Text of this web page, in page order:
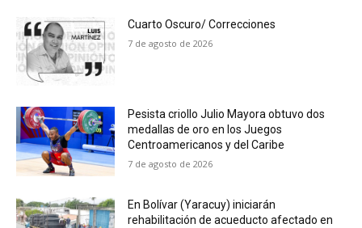
Cuarto Oscuro/ Correcciones
7 de agosto de 2026
Pesista criollo Julio Mayora obtuvo dos
medallas de oro en los Juegos
Centroamericanos y del Caribe
7 de agosto de 2026
En Bolívar (Yaracuy) iniciarán
rehabilitación de acueducto afectado en